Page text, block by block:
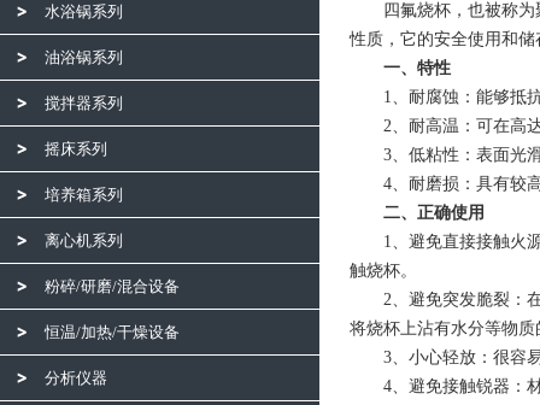
水浴锅系列
油浴锅系列
搅拌器系列
摇床系列
培养箱系列
离心机系列
粉碎/研磨/混合设备
恒温/加热/干燥设备
分析仪器
四氟烧杯，也被称为聚
性质，它的安全使用和
一、特性
1、耐腐蚀：能够抵抗
2、耐高温：可在高达
3、低粘性：表面光滑
4、耐磨损：具有较高
二、正确使用
1、避免直接接触火源
触烧杯。
2、避免突发脆裂：在
将烧杯上沾有水分等物
3、小心轻放：很容易
4、避免接触锐器：材